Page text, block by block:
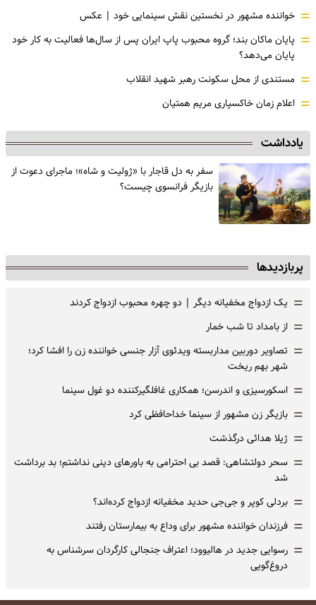
= خواننده مشهور در نخستین نقش سینمایی خود |‌ عکس
= پایان ماکان بند؛ گروه محبوب پاپ ایران پس از سال‌ها فعالیت به کار خود
پایان می‌دهد؟
= مستندی از محل سکونت رهبر شهید انقلاب
= اعلام زمان خاکسپاری مریم همتیان
یادداشت
سفر به دل قاجار با «ژولیت و شاه»؛ ماجرای دعوت از
‌بازیگر فرانسوی چیست؟
پربازدیدها
= یک ازدواج مخفیانه دیگر | دو چهره محبوب ازدواج کردند
= از بامداد تا شب خمار
= تصاویر دوربین مداربسته ویدئوی آزار جنسی خواننده زن را افشا کرد؛
شهر بهم ریخت
= اسکورسیزی و اندرسن؛ همکاری غافلگیرکننده دو غول سینما
= بازیگر زن مشهور از سینما خداحافظی کرد
= ژیلا هدائی درگذشت
= سحر دولتشاهی: قصد بی احترامی به باورهای دینی نداشتم؛ بد برداشت
شد
= بردلی کوپر و جی‌جی حدید مخفیانه ازدواج کرده‌اند؟
= فرزندان خواننده مشهور برای وداع به بیمارستان رفتند
= رسوایی جدید در هالیوود؛ اعتراف جنجالی کارگردان سرشناس به
دروغ‌گویی